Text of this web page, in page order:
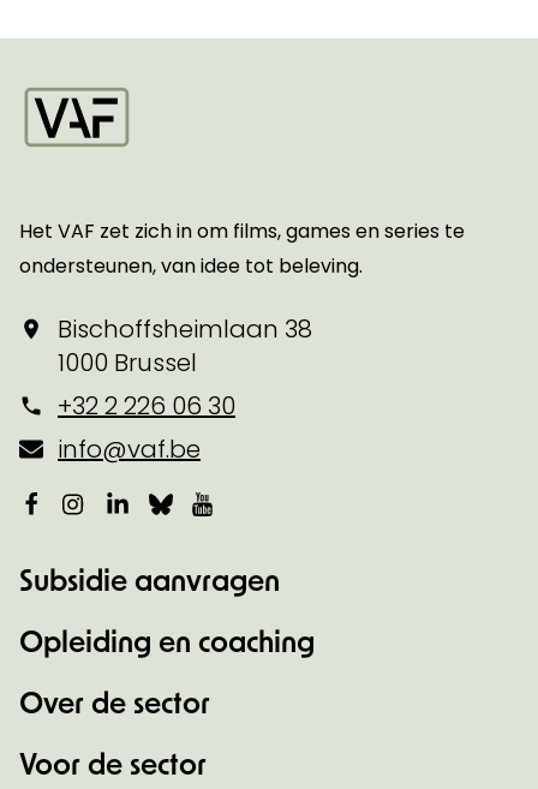
Het VAF zet zich in om films, games en series te
ondersteunen, van idee tot beleving.
Bischoffsheimlaan 38
1000 Brussel
+32 2 226 06 30
info@vaf.be
Facebook
Instagram
LinkedIn
Bluesky
Subsidie aanvragen
Opleiding en coaching
Over de sector
Voor de sector